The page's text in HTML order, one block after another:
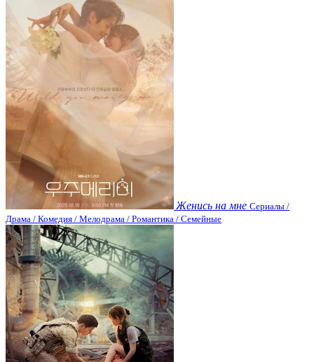
Женись на мне Сериалы /
Драма / Комедия / Мелодрама / Романтика / Семейные